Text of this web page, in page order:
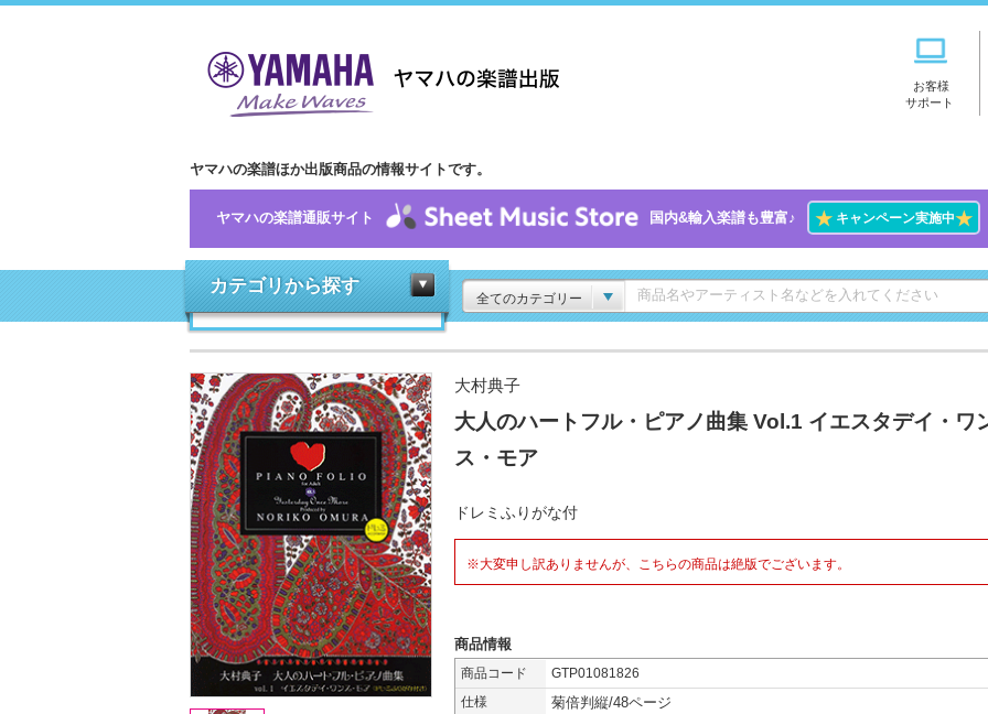
お客様
サポート
ヤマハの楽譜ほか出版商品の情報サイトです。
ヤマハの楽譜通販サイト 国内&輸入楽譜も豊富♪ ★キャンペーン実施中★
カテゴリから探す
全てのカテゴリー
大村典子
大人のハートフル・ピアノ曲集 Vol.1 イエスタデイ・ワ
ス・モア
ドレミふりがな付
※大変申し訳ありませんが、こちらの商品は絶版でございます。
商品情報
商品コード
GTP01081826
仕様
菊倍判縦/48ページ